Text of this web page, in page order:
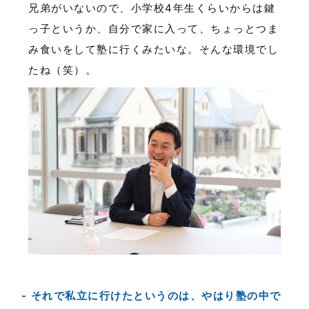
兄弟がいないので、小学校4年生くらいからは鍵
っ子というか、自分で家に入って、ちょっとつま
み食いをして塾に行くみたいな。そんな環境でし
たね（笑）。
それで私立に行けたというのは、やはり塾の中で